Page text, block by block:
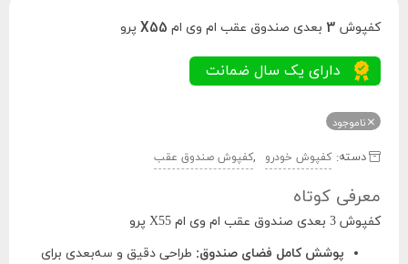
کفپوش 3 بعدی صندوق عقب ام وی ام X55 پرو
ناموجود
دسته: کفپوش خودرو ,کفپوش صندوق عقب
معرفی کوتاه
کفپوش 3 بعدی صندوق عقب ام وی ام X55 پرو
پوشش کامل فضای صندوق: طراحی دقیق و سه‌بعدی برای